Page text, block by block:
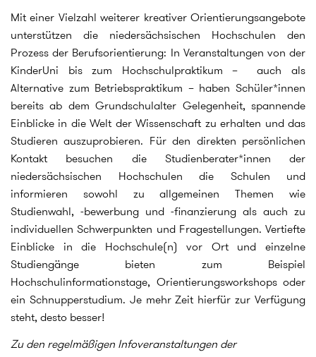
Mit einer Vielzahl weiterer kreativer Orientierungsangebote
unterstützen die niedersächsischen Hochschulen den
Prozess der Berufsorientierung: In Veranstaltungen von der
KinderUni bis zum Hochschulpraktikum – auch als
Alternative zum Betriebspraktikum – haben Schüler*innen
bereits ab dem Grundschulalter Gelegenheit, spannende
Einblicke in die Welt der Wissenschaft zu erhalten und das
Studieren auszuprobieren. Für den direkten persönlichen
Kontakt besuchen die Studienberater*innen der
niedersächsischen Hochschulen die Schulen und
informieren sowohl zu allgemeinen Themen wie
Studienwahl, -bewerbung und -finanzierung als auch zu
individuellen Schwerpunkten und Fragestellungen. Vertiefte
Einblicke in die Hochschule(n) vor Ort und einzelne
Studiengänge bieten zum Beispiel
Hochschulinformationstage, Orientierungsworkshops oder
ein Schnupperstudium. Je mehr Zeit hierfür zur Verfügung
steht, desto besser!
Zu den regelmäßigen Infoveranstaltungen der